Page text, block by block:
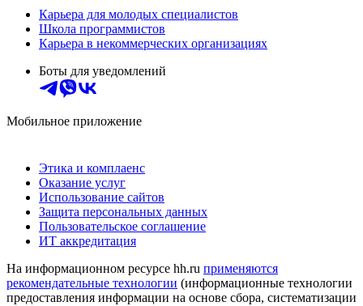
Карьера для молодых специалистов
Школа программистов
Карьера в некоммерческих организациях
Боты для уведомлений
Мобильное приложение
Этика и комплаенс
Оказание услуг
Использование сайтов
Защита персональных данных
Пользовательское соглашение
ИТ аккредитация
На информационном ресурсе hh.ru применяются
рекомендательные технологии (информационные технологии
предоставления информации на основе сбора, систематизации